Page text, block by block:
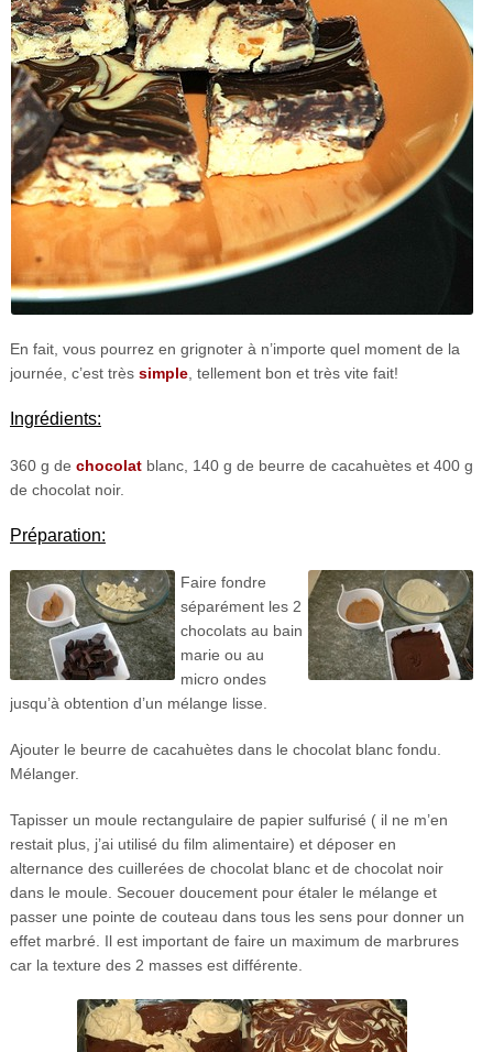
En fait, vous pourrez en grignoter à n’importe quel moment de la
journée, c’est très simple, tellement bon et très vite fait!
Ingrédients:
360 g de chocolatblanc, 140 g de beurre de cacahuètes et 400 g
de chocolat noir.
Préparation:
Faire fondre
séparément les 2
chocolats au bain
marie ou au
micro ondes
jusqu’à obtention d’un mélange lisse.
Ajouter le beurre de cacahuètes dans le chocolat blanc fondu.
Mélanger.
Tapisser un moule rectangulaire de papier sulfurisé ( il ne m’en
restait plus, j’ai utilisé du film alimentaire) et déposer en
alternance des cuillerées de chocolat blanc et de chocolat noir
dans le moule. Secouer doucement pour étaler le mélange et
passer une pointe de couteau dans tous les sens pour donner un
effet marbré. Il est important de faire un maximum de marbrures
car la texture des 2 masses est différente.